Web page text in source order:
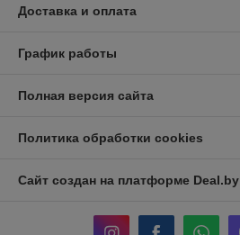
Доставка и оплата
График работы
Полная версия сайта
Политика обработки cookies
Сайт создан на платформе Deal.by